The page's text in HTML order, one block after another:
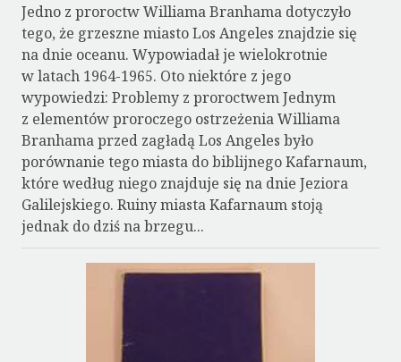
Jedno z proroctw Williama Branhama dotyczyło
tego, że grzeszne miasto Los Angeles znajdzie się
na dnie oceanu. Wypowiadał je wielokrotnie
w latach 1964-1965. Oto niektóre z jego
wypowiedzi: Problemy z proroctwem Jednym
z elementów proroczego ostrzeżenia Williama
Branhama przed zagładą Los Angeles było
porównanie tego miasta do biblijnego Kafarnaum,
które według niego znajduje się na dnie Jeziora
Galilejskiego. Ruiny miasta Kafarnaum stoją
jednak do dziś na brzegu...